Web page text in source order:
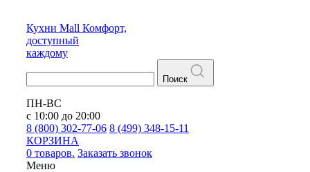
Кухни Mall Комфорт,
доступный
каждому
Поиск
ПН-ВС
с 10:00 до 20:00
8 (800) 302-77-06 8 (499) 348-15-11
КОРЗИНА
0 товаров. Заказать звонок
Меню